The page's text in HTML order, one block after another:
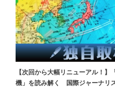
【次回から大幅リニューアル！】
機」を読み解く 国際ジャーナリ